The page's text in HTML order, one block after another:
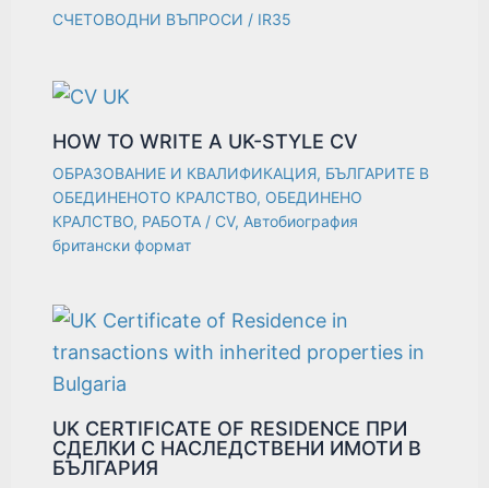
СЧЕТОВОДНИ ВЪПРОСИ / IR35
HOW TO WRITE A UK-STYLE CV
ОБРАЗОВАНИЕ И КВАЛИФИКАЦИЯ, БЪЛГАРИТЕ В
ОБЕДИНЕНОТО КРАЛСТВО, ОБЕДИНЕНО
КРАЛСТВО, РАБОТА / CV, Автобиография
британски формат
UK CERTIFICATE OF RESIDENCE ПРИ
СДЕЛКИ С НАСЛЕДСТВЕНИ ИМОТИ В
БЪЛГАРИЯ